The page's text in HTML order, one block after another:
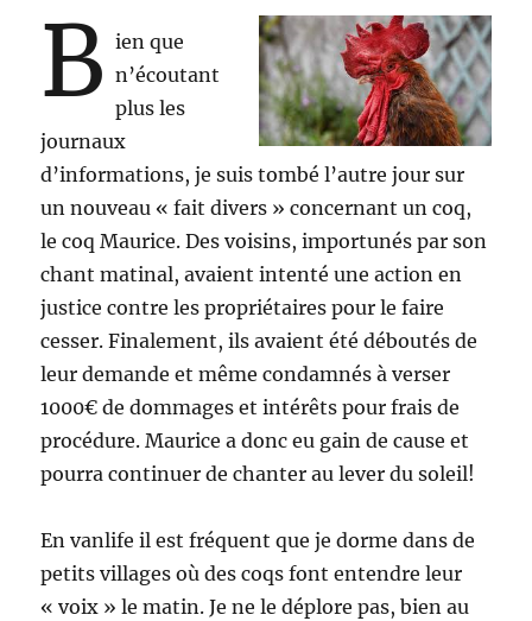
B ien que
n’écoutant
plus les
journaux
d’informations, je suis tombé l’autre jour sur
un nouveau « fait divers » concernant un coq,
le coq Maurice. Des voisins, importunés par son
chant matinal, avaient intenté une action en
justice contre les propriétaires pour le faire
cesser. Finalement, ils avaient été déboutés de
leur demande et même condamnés à verser
1000€ de dommages et intérêts pour frais de
procédure. Maurice a donc eu gain de cause et
pourra continuer de chanter au lever du soleil!
En vanlife il est fréquent que je dorme dans de
petits villages où des coqs font entendre leur
« voix » le matin. Je ne le déplore pas, bien au